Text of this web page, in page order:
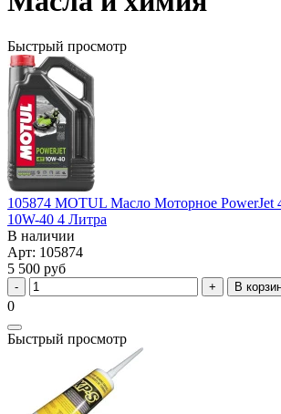
Быстрый просмотр
105874 MOTUL Масло Моторное PowerJet
10W-40 4 Литра
В наличии
Арт: 105874
5 500 руб
В
0
Быстрый просмотр